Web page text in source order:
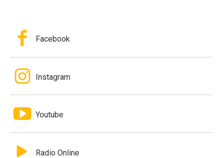
Facebook
Instagram
Youtube
Radio Online